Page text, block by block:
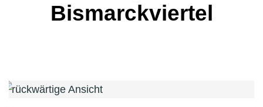
Bismarckviertel